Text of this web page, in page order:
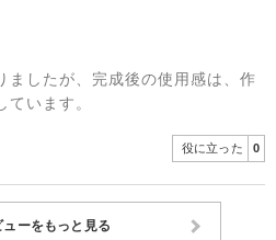
ましたが、完成後の使用感は、作
ています。
役に立った 0
ューをもっと見る